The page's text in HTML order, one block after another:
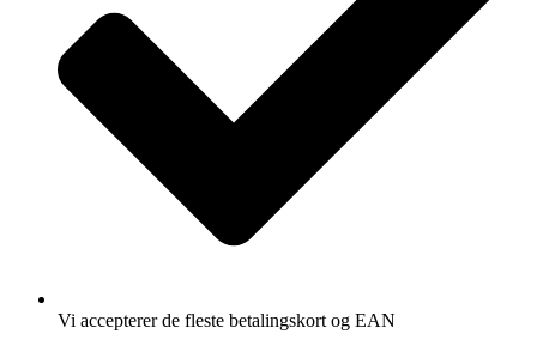
Vi accepterer de fleste betalingskort og EAN